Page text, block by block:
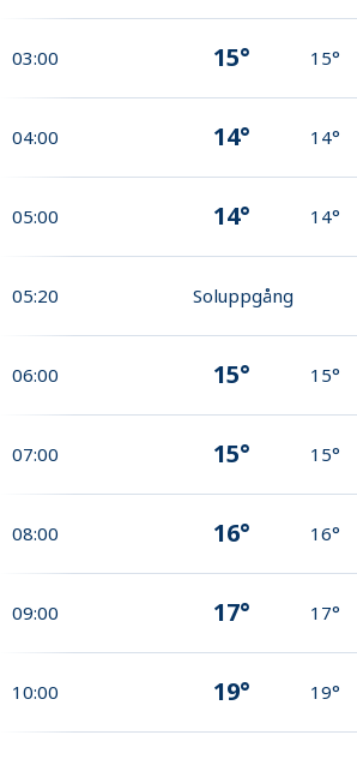
03:00 15° 15°
04:00 14° 14°
05:00 14° 14°
05:20 Soluppgång
06:00 15° 15°
07:00 15° 15°
08:00 16° 16°
09:00 17° 17°
10:00 19° 19°